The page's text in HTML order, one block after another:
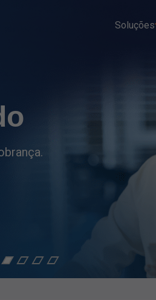
Soluções